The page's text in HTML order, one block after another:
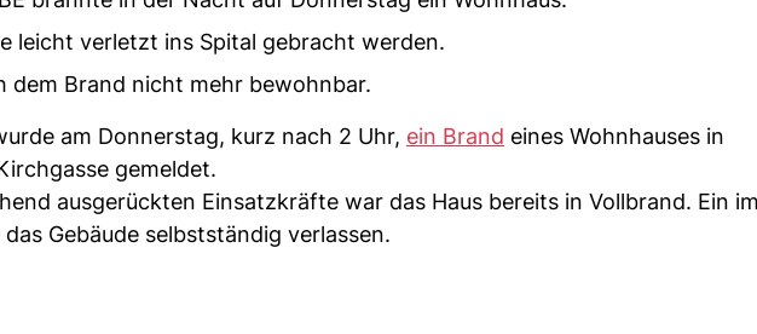
leicht verletzt ins Spital gebracht werden.
dem Brand nicht mehr bewohnbar.
am Donnerstag, kurz nach 2 Uhr, ein Brand eines Wohnhauses in
gemeldet.
ausgerückten Einsatzkräfte war das Haus bereits in Vollbrand. Ein
Gebäude selbstständig verlassen.